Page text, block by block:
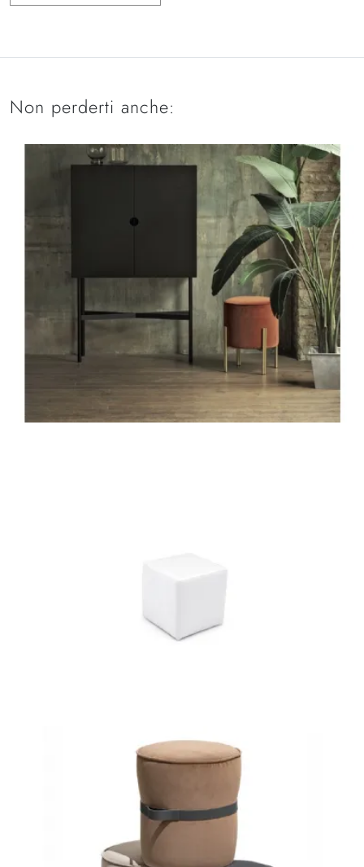
Non perderti anche: